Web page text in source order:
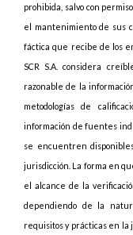
prohibida, salvo con
el mantenimiento de sus
fáctica que recibe de los
SCR S.A. considera
razonable de la
metodologías de
información de fuentes
se encuentren
jurisdicción. La forma en
el alcance de la
dependiendo de la
requisitos y prácticas en la